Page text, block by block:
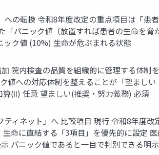
の転換 令和8年度改定の重点項目は「患
「パニック値（放置すれば患者の生命を
ク値 (10%) 生命が危ぶまれる状態
院内検査の品質を組織的に管理する体
への対応体制を整えることが「望まし
(Ⅱ) 任意 望ましい(推奨・努力義務) 必須
ティネット」へ 比較項目 現行 令和8年度
命に直結する「3項目」を優先的に設定
パニック値であると一目で判別できる明示